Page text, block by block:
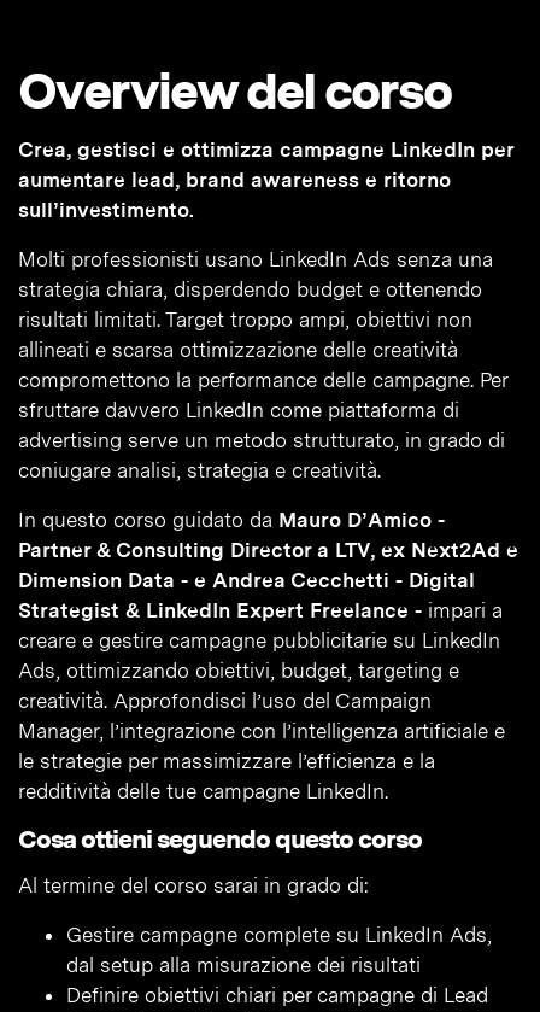
Overview del corso
Crea, gestisci e ottimizza campagne LinkedIn per
aumentare lead, brand awareness e ritorno
sull’investimento.
Molti professionisti usano LinkedIn Ads senza una
strategia chiara, disperdendo budget e ottenendo
risultati limitati. Target troppo ampi, obiettivi non
allineati e scarsa ottimizzazione delle creatività
compromettono la performance delle campagne. Per
sfruttare davvero LinkedIn come piattaforma di
advertising serve un metodo strutturato, in grado di
coniugare analisi, strategia e creatività.
In questo corso guidato da Mauro D’Amico -
Partner & Consulting Director a LTV, ex Next2Ad e
Dimension Data - e Andrea Cecchetti - Digital
Strategist & LinkedIn Expert Freelance - impari a
creare e gestire campagne pubblicitarie su LinkedIn
Ads, ottimizzando obiettivi, budget, targeting e
creatività. Approfondisci l’uso del Campaign
Manager, l’integrazione con l’intelligenza artificiale e
le strategie per massimizzare l’efficienza e la
redditività delle tue campagne LinkedIn.
Cosa ottieni seguendo questo corso
Al termine del corso sarai in grado di:
Gestire campagne complete su LinkedIn Ads,
dal setup alla misurazione dei risultati
Definire obiettivi chiari per campagne di Lead